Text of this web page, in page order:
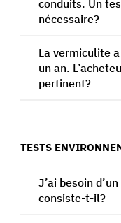
conduits. Un
nécessaire?
La vermiculite
un an.
pertinent?
TESTS
J’ai besoin
consiste-t-il?